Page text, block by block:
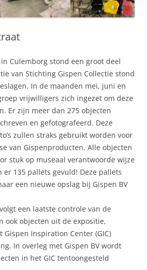
Culemborg stond een groot deel
van Stichting Gispen Collectie stond
In de maanden mei, juni en
vrijwilligers zich ingezet om deze
Er zijn meer dan 275 objecten
en gefotografeerd. Deze
zullen straks gebruikt worden voor
van Gispenproducten. Alle objecten
stuk op museaal verantwoorde wijze
135 pallets gevuld! Deze pallets
een nieuwe opslag bij Gispen BV
een laatste controle van de
ook objecten uit de expositie,
Gispen Inspiration Center (GIC)
In overleg met Gispen BV wordt
in het GIC tentoongesteld